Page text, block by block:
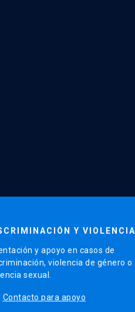
Y VIOLENCIA
y apoyo en casos de
violencia de género o
sexual.
Contacto para apoyo